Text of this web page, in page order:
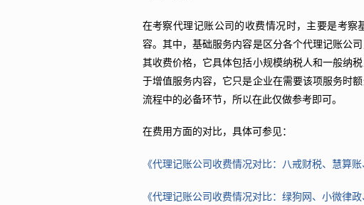
在考察代理记账公司的收费情况时，主要是考
容。其中，基础服务内容是区分各个代理记账公
其收费价格，它具体包括小规模纳税人和一般纳
于增值服务内容，它只是企业在需要该项服务时
流程中的必备环节，所以在此仅做参考即可。
在费用方面的对比，具体可参见：
《代理记账公司收费情况对比：八戒财税、慧算账
《代理记账公司收费情况对比：绿狗网、小微律政